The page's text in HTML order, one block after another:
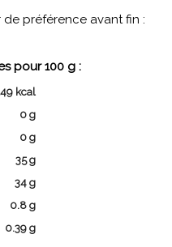
préférence avant fin :
pour 100 g :
kcal
0 g
0 g
35 g
34 g
0.8 g
0.39 g